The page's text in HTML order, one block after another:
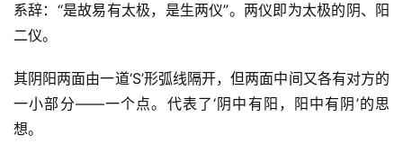
系辞：“是故易有太极，是生两仪”。两仪即为太极的阴、阳
二仪。
其阴阳两面由一道‘S’形弧线隔开，但两面中间又各有对方的
一小部分——一个点。代表了‘阴中有阳，阳中有阴’的思
想。